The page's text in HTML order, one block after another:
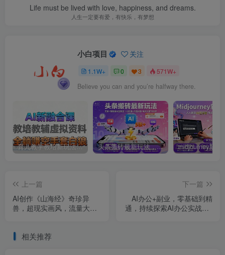
Life must be lived with love, happiness, and dreams.
人生一定要有爱，有快乐，有梦想
小白项目 关注
1.1W+ 0 3 571W+
Believe you can and you’re halfway there.
育儿教学教培新玩法，AI生成教学视频，市场大，操作简单，变现天花板非常高 头条搬砖最新玩法，文章+视频用AI全搞定，一天5张+不是问题，每天只需10分钟
上一篇
AI创作《山海经》奇珍异
兽，超现实画风，流量大易
下一篇
AI办公+副业，零基础到精
通，持续探索AI办公实战+AI
相关推荐